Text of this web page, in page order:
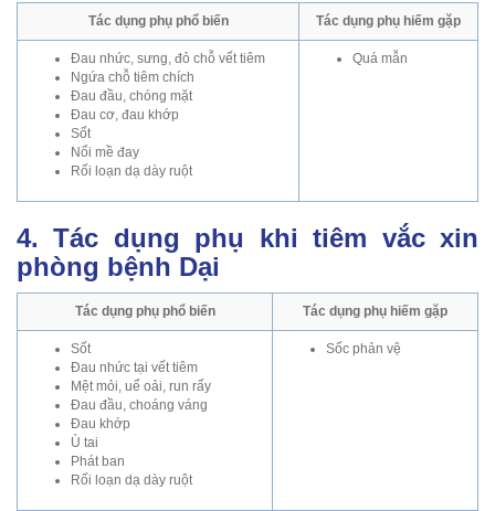
Tác dụng phụ phổ biến Tác dụng phụ hiếm gặp
Đau nhức, sưng, đỏ chỗ vết tiêm
Ngứa chỗ tiêm chích
Đau đầu, chóng mặt
Đau cơ, đau khớp
Sốt
Nổi mề đay
Rối loạn dạ dày ruột
Quá mẫn
4. Tác dụng phụ khi tiêm vắc xin
phòng bệnh Dại
Tác dụng phụ phổ biến Tác dụng phụ hiếm gặp
Sốt
Đau nhức tại vết tiêm
Mệt mỏi, uể oải, run rẩy
Đau đầu, choáng váng
Đau khớp
Ù tai
Phát ban
Rối loạn dạ dày ruột
Sốc phản vệ